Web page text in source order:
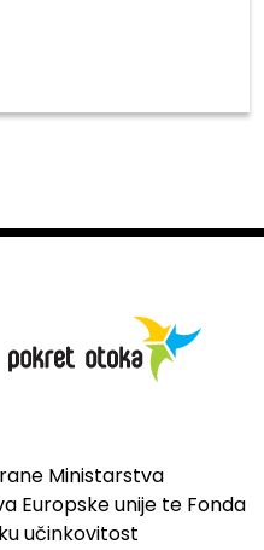
Ministarstva
Europske unije te Fonda
učinkovitost